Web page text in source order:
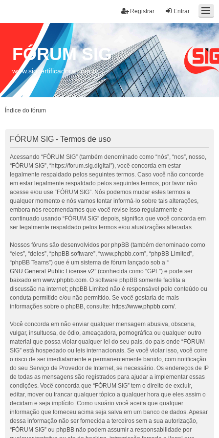
Entrar
Registrar
FÓRUM SIG
www.sigcertificadora.com.br
Índice do fórum
FÓRUM SIG - Termos de uso
Acessando “FÓRUM SIG” (também denominado como “nós”, “nos”, nosso,
“FÓRUM SIG”, “https://forum.sig.digital”), você concorda em estar
legalmente respaldado pelos seguintes termos. Caso você não concorde
em estar legalmente respaldado pelos seguintes termos, por favor não
acesse e/ou use “FÓRUM SIG”. Nós podemos mudar estes termos a
qualquer momento e nós vamos tentar informá-lo sobre tais alterações,
embora nós recomendamos que você revise isso regularmente e
continuado usando “FÓRUM SIG” depois, significa que você concorda em
ser legalmente respaldado pelos termos e/ou atualizações alteradas.
Nossos fóruns são desenvolvidos por phpBB (também denominado como
“eles”, “deles”, “phpBB software”, “www.phpbb.com”, “phpBB Limited”,
“phpBB Teams”) que é um sistema de fórum lançado sob a “
GNU General Public License v2” (conhecida como “GPL”) e pode ser
baixado em www.phpbb.com. O software phpBB somente facilita a
discussão na internet; phpBB Limited não é responsável pelo conteúdo ou
conduta permitido e/ou não permitido. Se você gostaria de mais
informações sobre o phpBB, consulte: https://www.phpbb.com/.
Você concorda em não enviar qualquer mensagem abusiva, obscena,
vulgar, insultuosa, de ódio, ameaçadora, pornográfica ou qualquer outro
material que possa violar qualquer lei do seu país, do país onde “FÓRUM
SIG” está hospedado ou leis internacionais. Se você violar isso, você corre
o risco de ser imediatamente e permanentemente banido, com notificação
do seu Serviço de Provedor de Internet, se necessário. Os endereços de IP
de todas as mensagens são registrados para ajudar a implementar essas
condições. Você concorda que “FÓRUM SIG” tem o direito de excluir,
editar, mover ou trancar qualquer tópico a qualquer hora que eles assim o
decidam e seja implícito. Como usuário você aceita que qualquer
informação que forneceu acima seja salva em um banco de dados. Apesar
dessa informação não ser fornecida a terceiros sem a sua autorização,
“FÓRUM SIG” ou phpBB não podem assumir a responsabilidade por